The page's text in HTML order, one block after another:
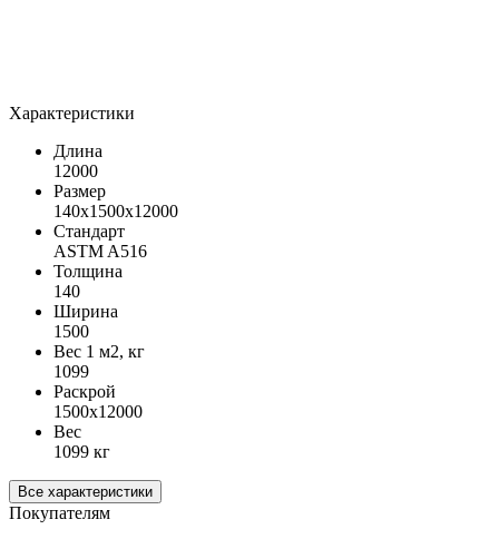
Характеристики
Длина
12000
Размер
140х1500х12000
Стандарт
ASTM A516
Толщина
140
Ширина
1500
Вес 1 м2, кг
1099
Раскрой
1500х12000
Вес
1099 кг
Все характеристики
Покупателям